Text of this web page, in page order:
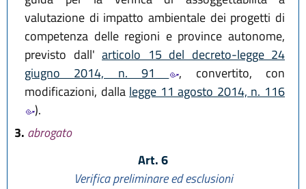
valutazione di impatto ambientale dei progetti di
competenza delle regioni e province autonome,
previsto dall' articolo 15 del decreto-legge 24
giugno 2014, n. 91
, convertito, con
modificazioni, dalla legge 11 agosto 2014, n. 116
).
3. abrogato
Art. 6
Verifica preliminare ed esclusioni